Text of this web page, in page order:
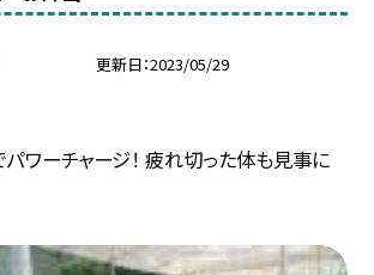
更新日 2023/05/29
ワーチャージ！ 疲れ切った体も見事に